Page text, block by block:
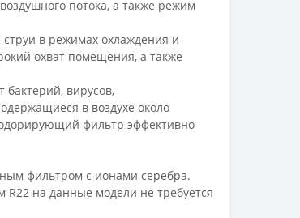
потока, а также режим
в режимах охлаждения и
охват помещения, а также
бактерий, вирусов,
в воздухе около
фильтр эффективно
фильтром с ионами серебра.
R22 на данные модели не требуется